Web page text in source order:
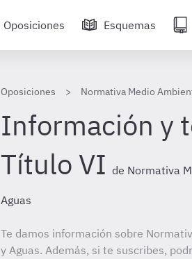
Oposiciones Esquemas
Oposiciones Normativa Medio
Información y
Título VI de Normativa
Aguas
Te damos información sobre
y Aguas. Además, si te suscribes,